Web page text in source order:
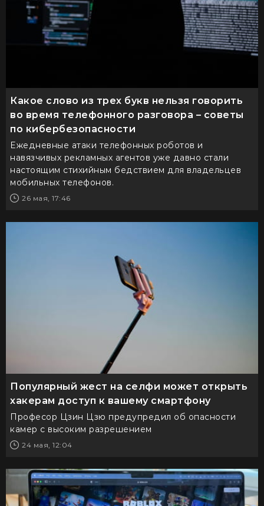
Какое слово из трех букв нельзя говорить
во время телефонного разговора – советы
по кибербезопасности
Ежедневные атаки телефонных роботов и
навязчивых рекламных агентов уже давно стали
настоящим стихийным бедствием для владельцев
мобильных телефонов.
26 мая, 17:46
Популярный жест на селфи может открыть
хакерам доступ к вашему смартфону
Професор Цзин Цзю предупредил об опасности
камер с высоким разрешением
24 мая, 12:04